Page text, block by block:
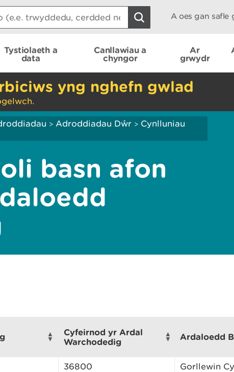
A oes gan safle
Tystiolaeth a
data
Canllawiau a
chyngor
Ar
grwydr
yng nghefn gwlad
> Adroddiadau Dŵr > Cynlluniau
basn afon
Cyfeirnod yr Ardal
Warchodedig
Ardaloedd
36800 Gorllewin